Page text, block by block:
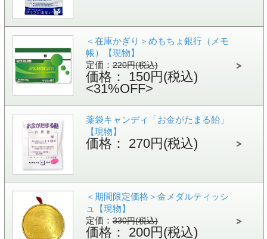
＜在庫かぎり＞めもちょ銀行（メモ
帳）【現物】
定価：220円(税込)
価格： 150円(税込)
<31%OFF>
薬袋キャンディ「お金がたまる飴」
【現物】
価格： 270円(税込)
＜期間限定価格＞金メダルティッシ
ュ【現物】
定価：330円(税込)
価格： 200円(税込)